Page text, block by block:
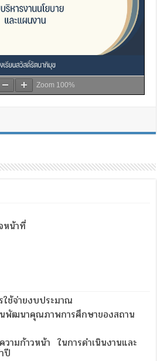
Zoom 100%
หน้าที่
ใช้จ่ายงบประมาณ
พัฒนาคุณภาพการศึกษาของสถาน
ามก้าวหน้า ในการดำเนินงานและ
ปี